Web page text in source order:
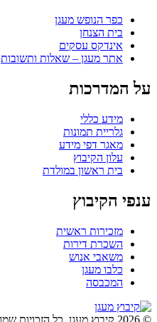
כפר הנופש מעגן
בית הצנחן
אינדקס עסקים
אתר מעגן – שאלות ותשובות
על המדרכות
מידע כללי
גלריית תמונות
מאגר דפי מידע
עלון הקיבוץ
בית ראשון במולדת
ענפי הקיבוץ
מזכירות ראשית
השכרת דירות
משאבי אנוש
כלבו מעגן
המכבסה
© 2026 קיבוץ מעגן. כל הזכויות שמורות.